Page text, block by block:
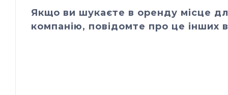
Якщо ви шукаєте в оренду місце
компанію, повідомте про це інших